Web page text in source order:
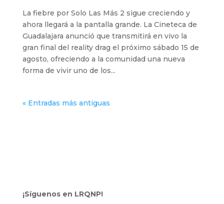
La fiebre por Solo Las Más 2 sigue creciendo y
ahora llegará a la pantalla grande. La Cineteca de
Guadalajara anunció que transmitirá en vivo la
gran final del reality drag el próximo sábado 15 de
agosto, ofreciendo a la comunidad una nueva
forma de vivir uno de los...
« Entradas más antiguas
¡Síguenos en LRQNP!